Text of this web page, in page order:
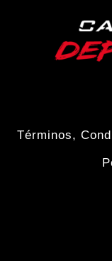
Términos,